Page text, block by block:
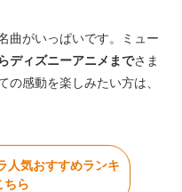
曲がいっぱいです。ミュー
ディズニーアニメまでさま
の感動を楽しみたい方は、
人気おすすめランキ
ちら